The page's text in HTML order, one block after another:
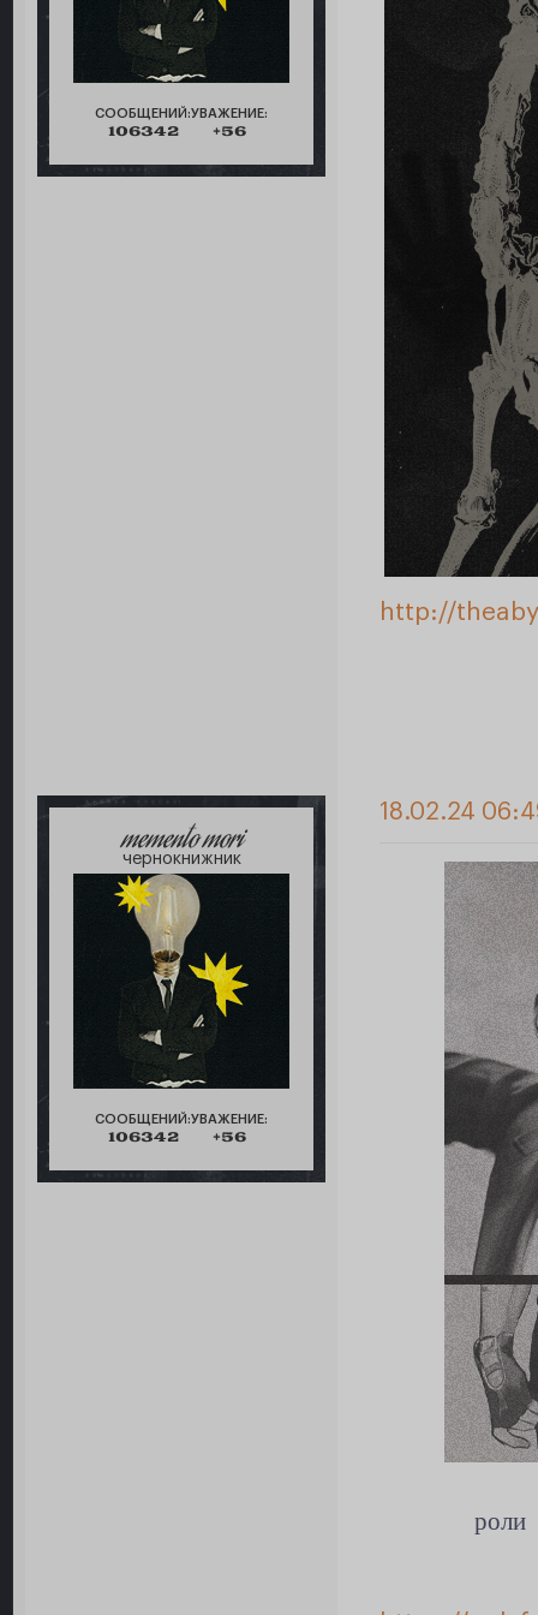
СООБЩЕНИЙ:
106342
УВАЖЕНИЕ:
+56
http://
memento mori
чернокнижник
СООБЩЕНИЙ:
106342
УВАЖЕНИЕ:
+56
18.02.24
роли